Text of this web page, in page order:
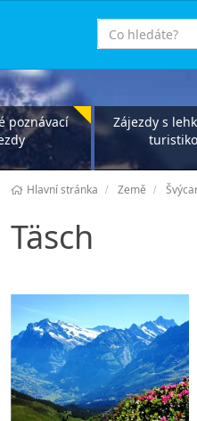
co
hledáte
poznávací
Zájezdy s
Hlavní stránka Země
Täsch